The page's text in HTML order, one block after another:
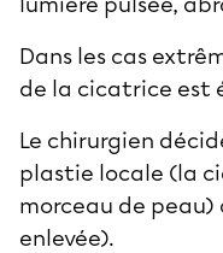
Dans les cas
de la cicatrice est
Le chirurgien
plastie locale (la
morceau de peau)
enlevée).